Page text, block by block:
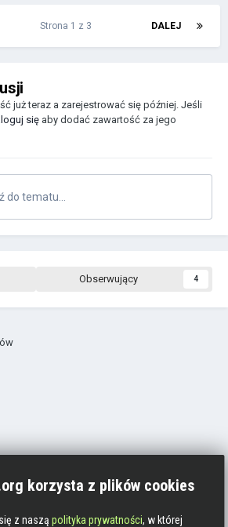
DALEJ
Strona 1 z 3
już teraz a zarejestrować się później. Jeśli
się aby dodać zawartość za jego
do tematu...
Obserwujący 4
korzysta z plików cookies
z nasząpolityka prywatności, w której